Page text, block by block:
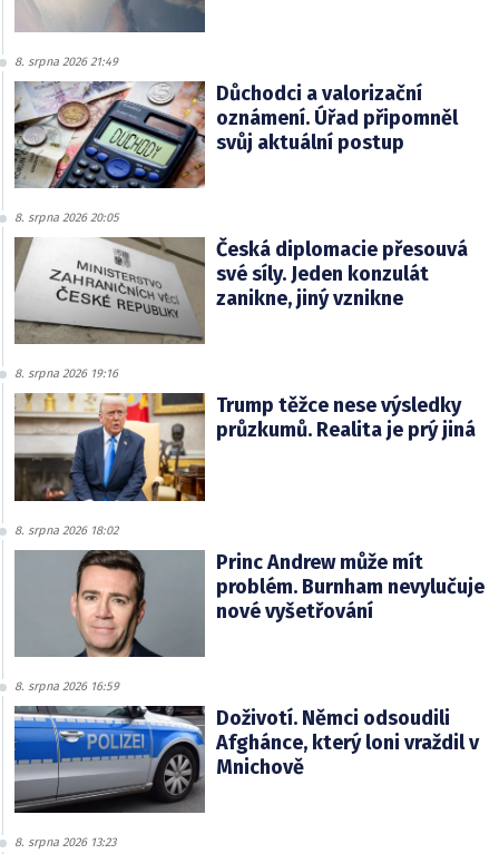
8. srpna 2026 21:49
Důchodci a valorizační
oznámení. Úřad připomněl
svůj aktuální postup
8. srpna 2026 20:05
Česká diplomacie přesouvá
své síly. Jeden konzulát
zanikne, jiný vznikne
8. srpna 2026 19:16
Trump těžce nese výsledky
průzkumů. Realita je prý jiná
8. srpna 2026 18:02
Princ Andrew může mít
problém. Burnham nevylučuje
nové vyšetřování
8. srpna 2026 16:59
Doživotí. Němci odsoudili
Afghánce, který loni vraždil v
Mnichově
8. srpna 2026 13:23